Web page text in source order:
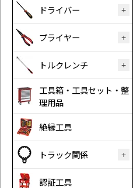
ドライバー
プライヤー
トルクレンチ
工具箱・工具セット・整
理用品
絶縁工具
トラック関係
認証工具